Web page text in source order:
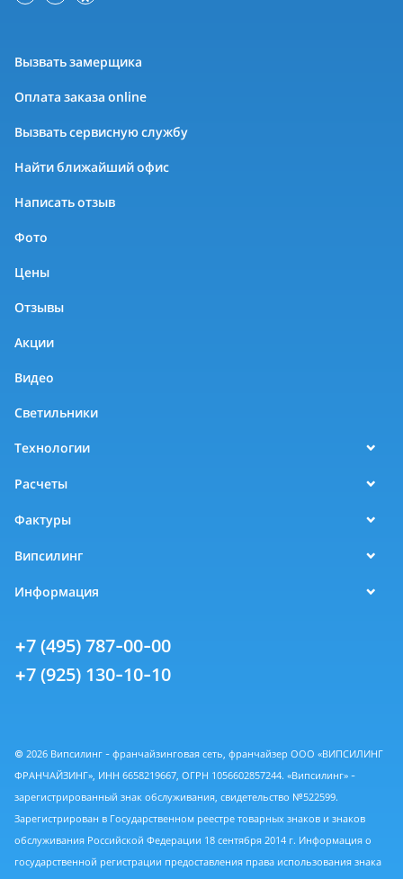
Вызвать замерщика
Оплата заказа online
Вызвать сервисную службу
Найти ближайший офис
Написать отзыв
Фото
Цены
Отзывы
Акции
Видео
Светильники
Технологии
Расчеты
Фактуры
Випсилинг
Информация
+7 (495) 787-00-00
+7 (925) 130-10-10
© 2026 Випсилинг - франчайзинговая сеть, франчайзер ООО «ВИПСИЛИНГ
ФРАНЧАЙЗИНГ», ИНН 6658219667, ОГРН 1056602857244. «Випсилинг» -
зарегистрированный знак обслуживания, свидетельство №522599.
Зарегистрирован в Государственном реестре товарных знаков и знаков
обслуживания Российской Федерации 18 сентября 2014 г. Информация о
государственной регистрации предоставления права использования знака